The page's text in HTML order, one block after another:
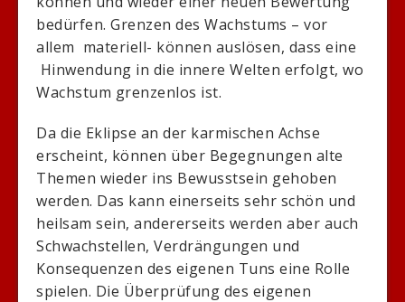
bedürfen. Grenzen des Wachstums – vor
allem materiell- können auslösen, dass eine
Hinwendung in die innere Welten erfolgt, wo
Wachstum grenzenlos ist.
Da die Eklipse an der karmischen Achse
erscheint, können über Begegnungen alte
Themen wieder ins Bewusstsein gehoben
werden. Das kann einerseits sehr schön und
heilsam sein, andererseits werden aber auch
Schwachstellen, Verdrängungen und
Konsequenzen des eigenen Tuns eine Rolle
spielen. Die Überprüfung des eigenen